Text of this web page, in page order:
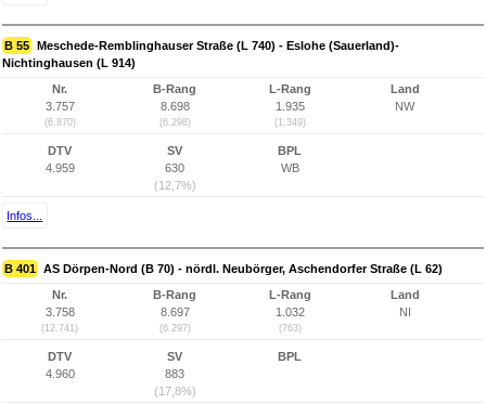
B 55 Meschede-Remblinghauser Straße (L 740) - Eslohe (Sauerland)-
Nichtinghausen (L 914)
Nr.
3.757
(6.870)
B-Rang
8.698
(6.298)
L-Rang
1.935
(1.349)
Land
NW
DTV
4.959
SV
630
(12,7%)
BPL
WB
Infos...
B 401 AS Dörpen-Nord (B 70) - nördl. Neubörger, Aschendorfer Straße (L 62)
Nr.
3.758
(12.741)
B-Rang
8.697
(6.297)
L-Rang
1.032
(763)
Land
NI
DTV
4.960
SV
883
(17,8%)
BPL